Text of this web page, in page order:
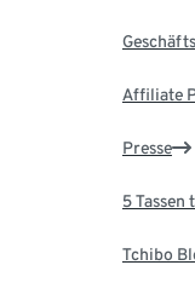
Affiliate
Presse
5 Tassen
Tchibo